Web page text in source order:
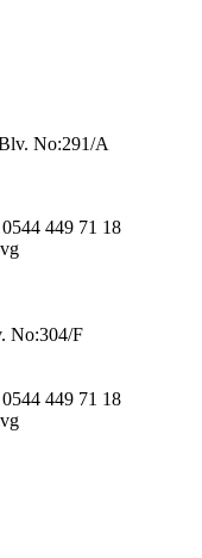
No:291/A
0544 449 71 18
No:304/F
0544 449 71 18